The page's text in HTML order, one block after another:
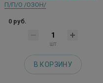
П/П/О /ОЗОН/
0 руб.
шт
В КОРЗИНУ